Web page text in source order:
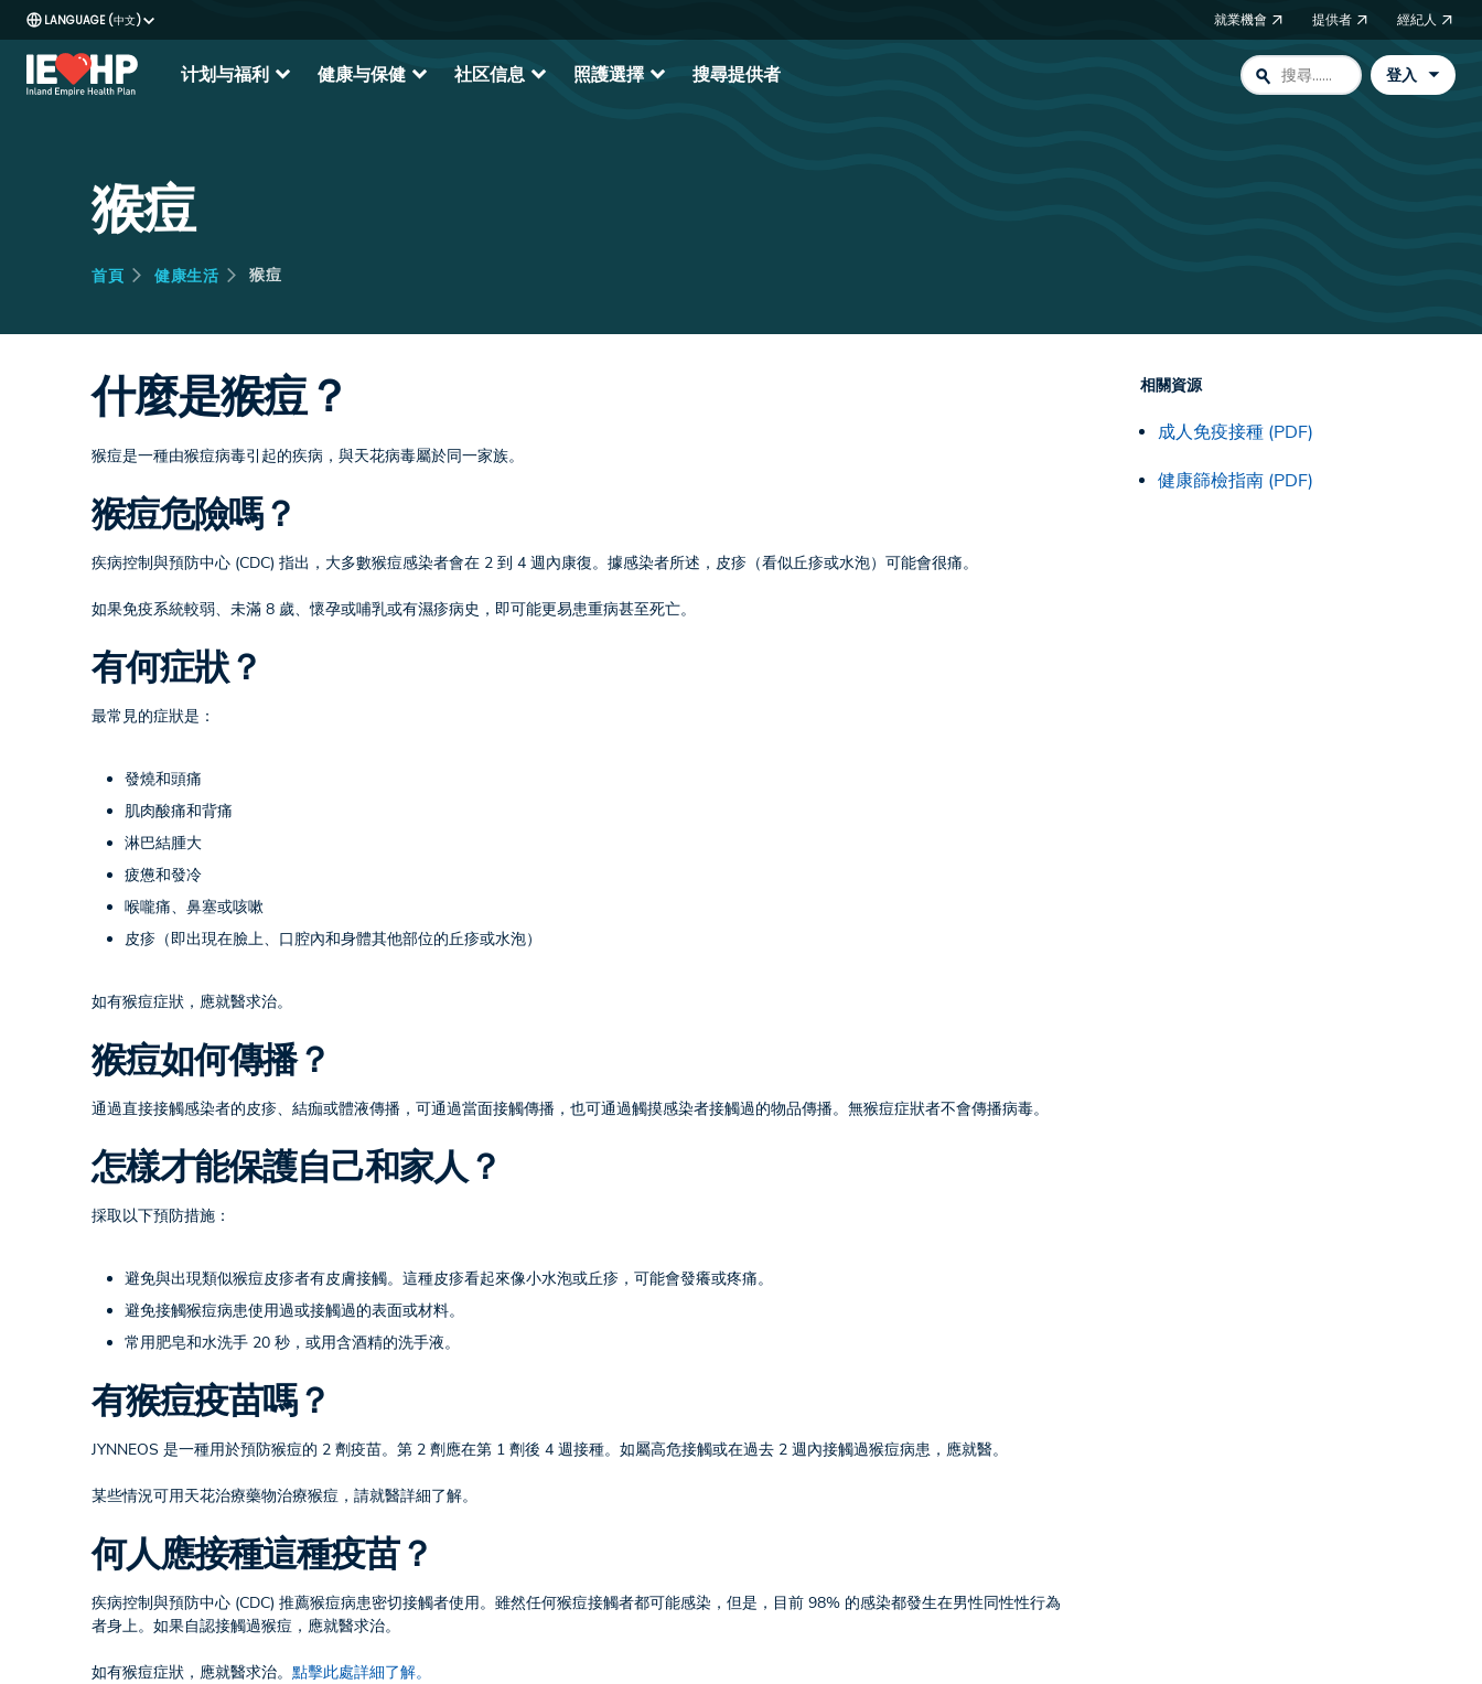
中文 就業機會 提供者 經紀人
计划与福利 expand_more 健康与保健 expand_more 社区信息expand_more 照護選擇 expand_more 搜尋提供者 search 登入
猴痘
首頁 健康生活 猴痘
什麼是猴痘？
猴痘是一種由猴痘病毒引起的疾病，與天花病毒屬於同一家族。
猴痘危險嗎？
疾病控制與預防中心 (CDC) 指出，大多數猴痘感染者會在 2 到 4 週內康復。據感染者所述，皮疹（看似丘疹或水泡）可能會很痛。
如果免疫系統較弱、未滿 8 歲、懷孕或哺乳或有濕疹病史，即可能更易患重病甚至死亡。
有何症狀？
最常見的症狀是：
發燒和頭痛
肌肉酸痛和背痛
淋巴結腫大
疲憊和發冷
喉嚨痛、鼻塞或咳嗽
皮疹（即出現在臉上、口腔內和身體其他部位的丘疹或水泡）
如有猴痘症狀，應就醫求治。
猴痘如何傳播？
通過直接接觸感染者的皮疹、結痂或體液傳播，可通過當面接觸傳播，也可通過觸摸感染者接觸過的物品傳播。無猴痘症狀者不會傳播病毒。
怎樣才能保護自己和家人？
採取以下預防措施：
避免與出現類似猴痘皮疹者有皮膚接觸。這種皮疹看起來像小水泡或丘疹，可能會發癢或疼痛。
避免接觸猴痘病患使用過或接觸過的表面或材料。
常用肥皂和水洗手 20 秒，或用含酒精的洗手液。
有猴痘疫苗嗎？
JYNNEOS 是一種用於預防猴痘的 2 劑疫苗。第 2 劑應在第 1 劑後 4 週接種。如屬高危接觸或在過去 2 週內接觸過猴痘病患，應就醫。
某些情況可用天花治療藥物治療猴痘，請就醫詳細了解。
何人應接種這種疫苗？
疾病控制與預防中心 (CDC) 推薦猴痘病患密切接觸者使用。雖然任何猴痘接觸者都可能感染，但是，目前 98% 的感染都發生在男性同性性行為
者身上。如果自認接觸過猴痘，應就醫求治。
如有猴痘症狀，應就醫求治。 點擊此處詳細了解。
相關資源
成人免疫接種 (PDF)
健康篩檢指南 (PDF)